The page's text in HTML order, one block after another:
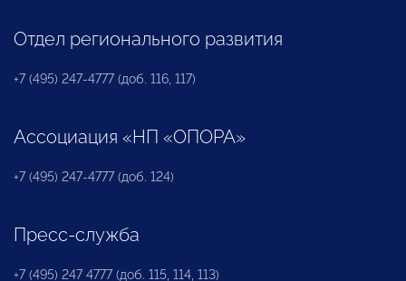
Отдел регионального развития
+7 (495) 247-4777 (доб. 116, 117)
Ассоциация «НП «ОПОРА»
+7 (495) 247-4777 (доб. 124)
Пресс-служба
+7 (495) 247 4777 (доб. 115, 114, 113)